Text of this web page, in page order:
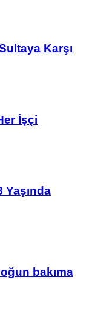
Karşı
İşçi
Yaşında
bakıma